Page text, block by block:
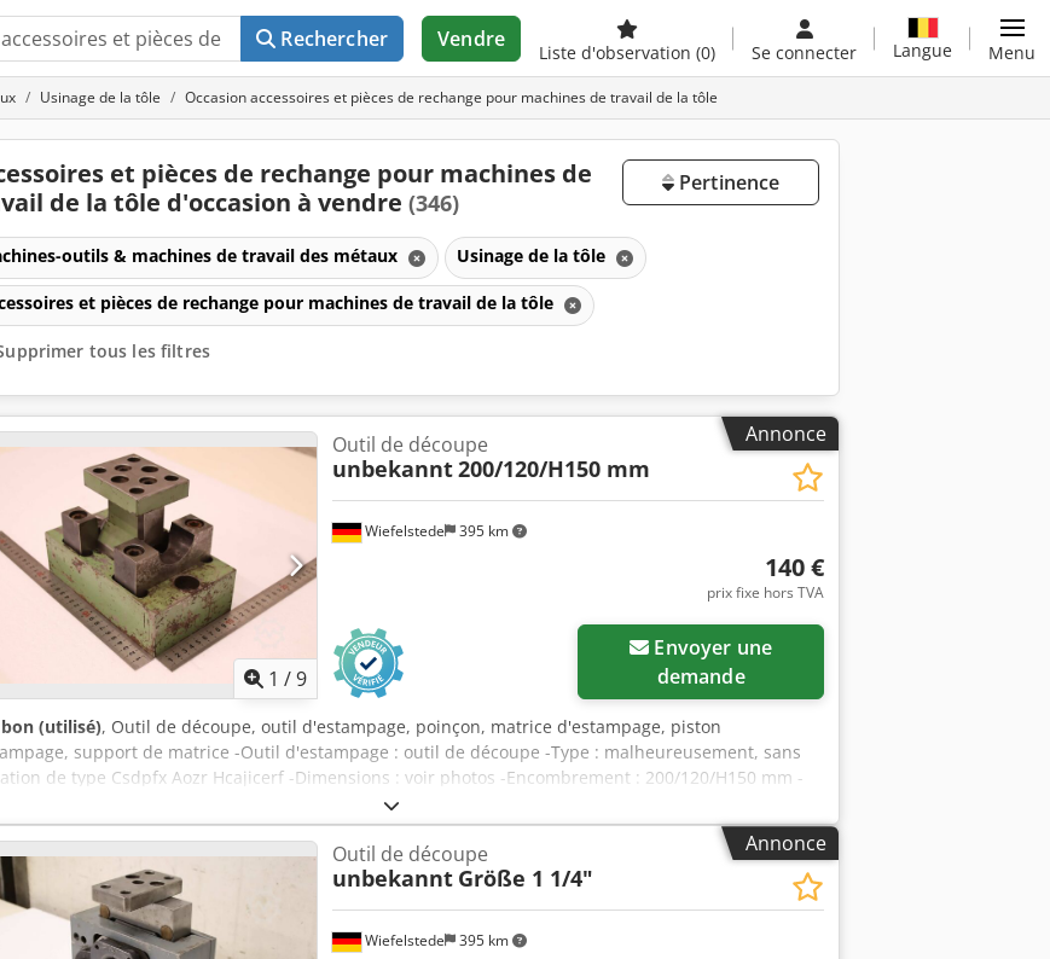
Rechercher Vendre
Liste d'observation (0) Se connecter Langue Menu
Usinage de la tôle Occasion accessoires et pièces de rechange pour machines de travail de la tôle
et pièces de rechange pour machines de
de la tôle d'occasion à vendre (346)
Pertinence
outils & machines de travail des métaux Usinage de la tôle
et pièces de rechange pour machines de travail de la tôle
tous les filtres
Annonce
1 /9
Wiefelstede 395 km
Outil de découpe
unbekannt200/120/H150 mm
140 €
prix fixe hors TVA
demande
bon (utilisé), Outil de découpe, outil d'estampage, poinçon, matrice d'estampage, piston
support de matrice -Outil d'estampage : outil de découpe -Type : malheureusement, sans
de type Csdpfx Aozr Hcajicerf -Dimensions : voir photos -Encombrement : 200/120/H150 mm -
Annonce
Wiefelstede 395 km
Outil de découpe
unbekannt Größe 1 1/4"